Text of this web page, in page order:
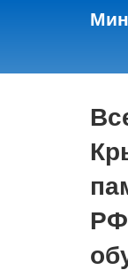
РФ